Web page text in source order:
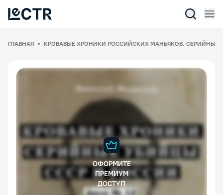
ГЛАВНАЯ КРОВАВЫЕ ХРОНИКИ РОССИЙСКИХ МАНЬЯКОВ. СЕРИЙНЫЕ
ОФОРМИТЕ
ПРЕМИУМ
ДОСТУП